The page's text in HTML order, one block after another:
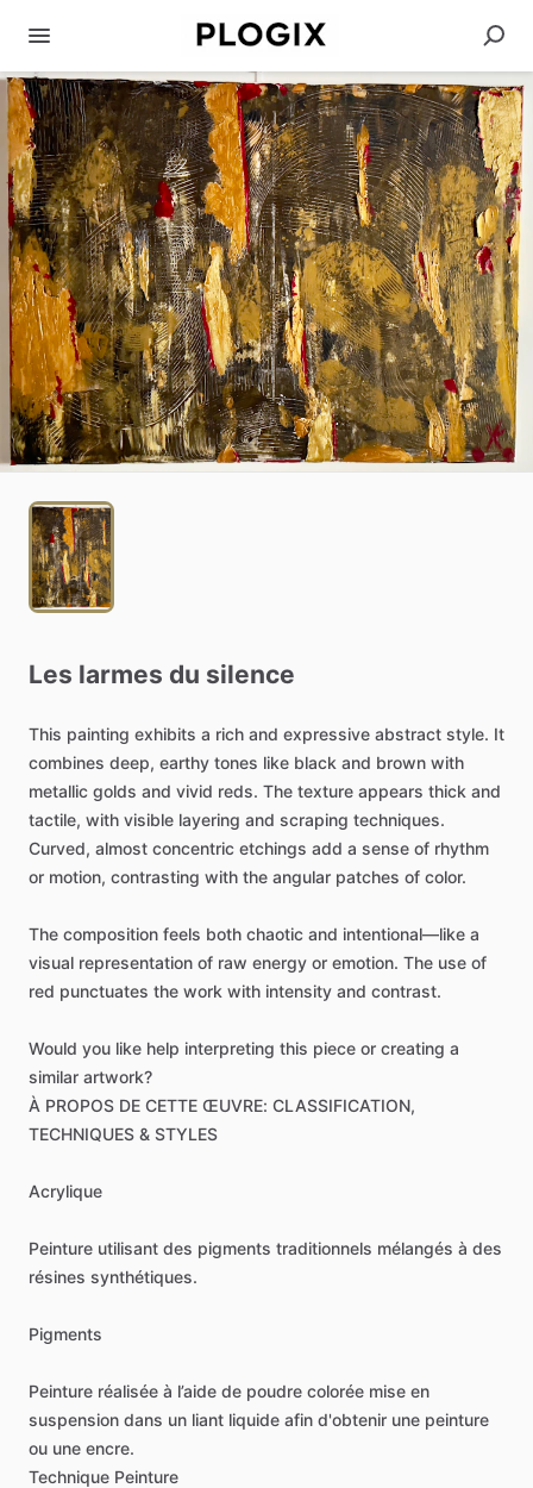
Les larmes du silence
This painting exhibits a rich and expressive abstract style. It
combines deep, earthy tones like black and brown with
metallic golds and vivid reds. The texture appears thick and
tactile, with visible layering and scraping techniques.
Curved, almost concentric etchings add a sense of rhythm
or motion, contrasting with the angular patches of color.
The composition feels both chaotic and intentional—like a
visual representation of raw energy or emotion. The use of
red punctuates the work with intensity and contrast.
Would you like help interpreting this piece or creating a
similar artwork?
À PROPOS DE CETTE ŒUVRE: CLASSIFICATION,
TECHNIQUES & STYLES
Acrylique
Peinture utilisant des pigments traditionnels mélangés à des
résines synthétiques.
Pigments
Peinture réalisée à l’aide de poudre colorée mise en
suspension dans un liant liquide afin d'obtenir une peinture
ou une encre.
Technique Peinture